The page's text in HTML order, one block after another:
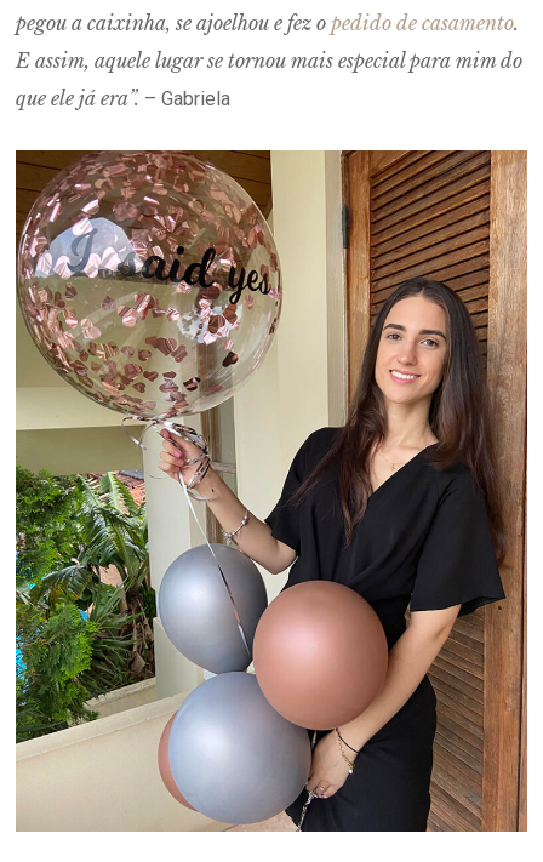
pegou a caixinha, se ajoelhou e fez opedido de casamento.
E assim, aquele lugar se tornou mais especial para mim do
que ele já era”. – Gabriela